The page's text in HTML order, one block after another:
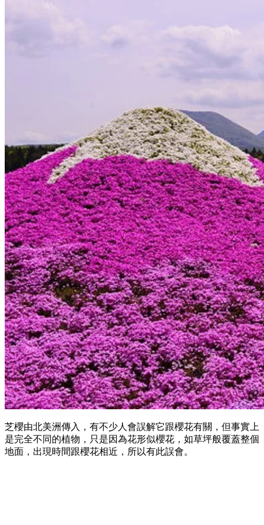
芝櫻由北美洲傳入，有不少人會誤解它跟櫻花有關，但事實上
是完全不同的植物，只是因為花形似櫻花，如草坪般覆蓋整個
地面，出現時間跟櫻花相近，所以有此誤會。